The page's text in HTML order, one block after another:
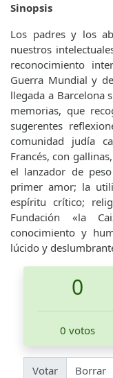
Sinopsis
Los padres y los
nuestros
reconocimiento
Guerra Mundial y
llegada a Barcelona
memorias, que
sugerentes
comunidad judía
Francés, con
el lanzador de
primer amor; la
espíritu crítico;
Fundación «la
conocimiento y
lúcido y
0
0 votos
Votar